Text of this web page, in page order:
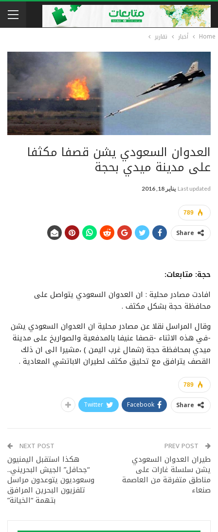
Home أخبار تقارير
العدوان السعودي يشن قصفا مكثفا
على مدينة ميدي بحجة
Last updated يناير 18, 2016
789
Share
حجة: متابعات:
افادت مصادر محلية : ان العدوان السعودي يتواصل على
محافظة حجة بشكل مكثف .
وقال المراسل نقلا عن مصادر محلية ان العدوان السعودي يشن
-في هذه الاثناء -قصفا عنيفا بالمدفعية والصواريخ على مدينة
ميدي بمحافظة حجة (شمال غرب اليمن ) ،مشيرا الى ان ذلك
القصف يترافق مع تحليق مكثف لطيران الاباتشي المعادية .
789
Share
Facebook
Twitter
طيران العدوان السعودي
يشن سلسلة غارات على
مناطق متفرقة من العاصمة
صنعاء
NEXT POST
هكذا استقبل اليمنيون
“جحافل” الجيش البحريني..
وسعوديون يتوعدون مراسل
تلفزيون البحرين المرافق
بتهمة “الخيانة”